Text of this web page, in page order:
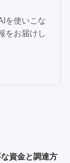
を使いこな
をお届けし
資金と調達方